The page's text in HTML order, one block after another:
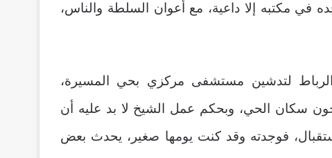
في مكتبه إلا داعية، مع أعوان السلطة والناس،
الرباط لتدشين مستشفى مركزي بحي المسيرة،
سكان الحي، وبحكم عمل الشيخ لا بد عليه أن
فوجدته وقد كنت يومها صغير، يحدث بعض